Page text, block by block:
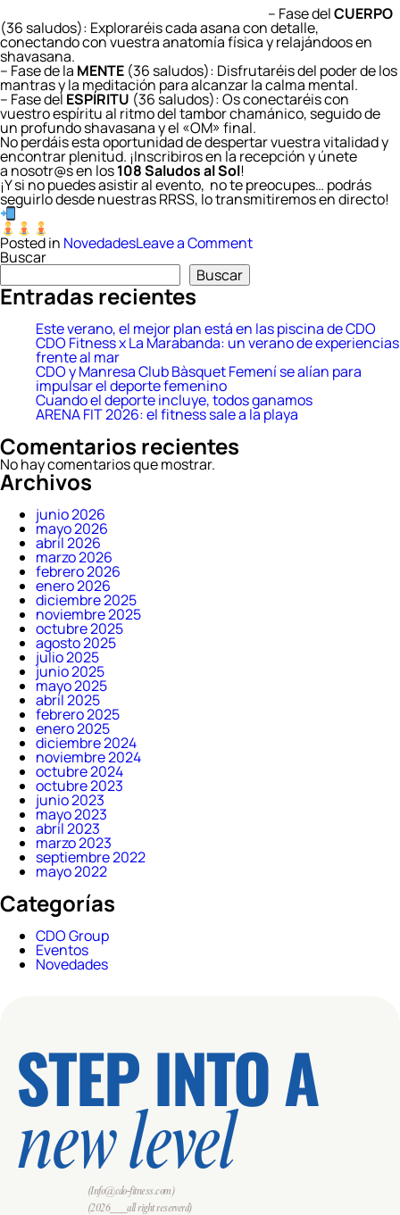
– Fase delCUERPO
(36 saludos): Exploraréis cada asana con detalle,
conectando con vuestra anatomía física y relajándoos en
shavasana.​
– Fase de la MENTE (36 saludos): Disfrutaréis del poder de los
mantras y la meditación para alcanzar la calma mental.
– Fase del ESPÍRITU (36 saludos): Os conectaréis con
vuestro espíritu al ritmo del tambor chamánico, seguido de
un profundo shavasana y el «OM» final.​​
No perdáis esta oportunidad de despertar vuestra vitalidad y
encontrar plenitud. ¡Inscribiros en la recepción y únete
a nosotr@s en los108 Saludos al Sol!​
¡Y si no puedes asistir al evento, no te preocupes… podrás
seguirlo desde nuestras RRSS, lo transmitiremos en directo!
Posted in NovedadesLeave a Commenton
Buscar
Buscar
Entradas recientes
Este verano, el mejor plan está en las piscina de CDO
CDO Fitness x La Marabanda: un verano de experiencias
frente al mar
CDO y Manresa Club Bàsquet Femení se alían para
impulsar el deporte femenino
Cuando el deporte incluye, todos ganamos
ARENA FIT 2026: el fitness sale a la playa
Comentarios recientes
No hay comentarios que mostrar.
Archivos
junio 2026
mayo 2026
abril 2026
marzo 2026
febrero 2026
enero 2026
diciembre 2025
noviembre 2025
octubre 2025
agosto 2025
julio 2025
junio 2025
mayo 2025
abril 2025
febrero 2025
enero 2025
diciembre 2024
noviembre 2024
octubre 2024
octubre 2023
junio 2023
mayo 2023
abril 2023
marzo 2023
septiembre 2022
mayo 2022
Categorías
CDO Group
Eventos
Novedades
STEP INTO A
new level
(Info@cdo-fitness.com)
(2026___all right reserverd)